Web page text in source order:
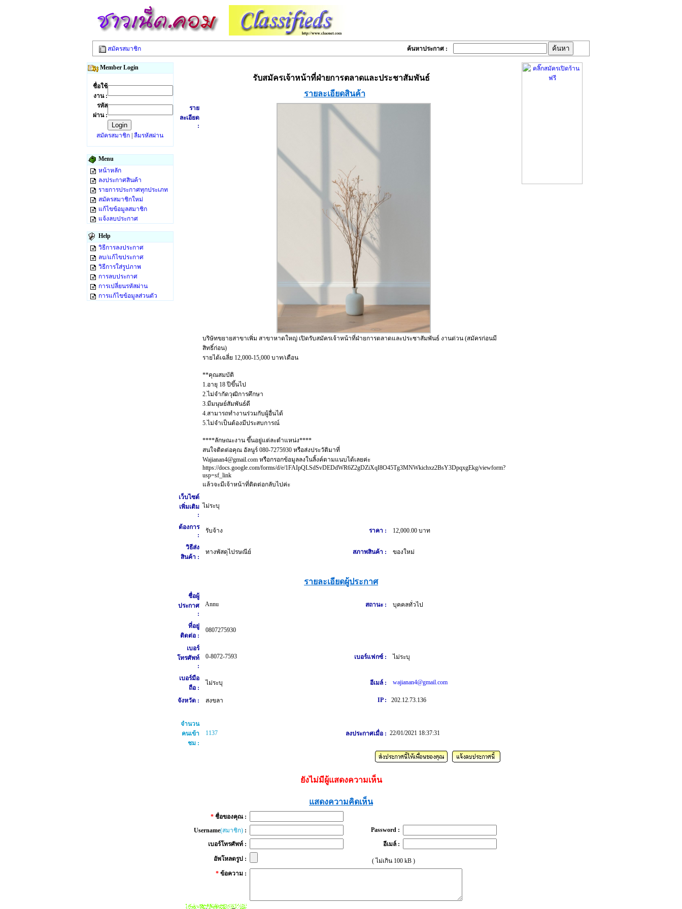
สมัครสมาชิก ค้นหาประกาศ :
Member Login
ชื่อใช้
งาน :
รหัส
ผ่าน :
สมัครสมาชิก ลืมรหัสผ่าน
Menu
หน้าหลัก
ลงประกาศสินค้า
รายการประกาศทุกประเภท
สมัครสมาชิกใหม่
แก้ไขข้อมูลสมาชิก
แจ้งลบประกาศ
Help
วิธีการลงประกาศ
ลบ/แก้ไขประกาศ
วิธีการใส่รูปภาพ
การลบประกาศ
การเปลี่ยนรหัสผ่าน
การแก้ไขข้อมูลส่วนตัว
รับสมัครเจ้าหน้าที่ฝ่ายการตลาดและประชาสัมพันธ์
รายละเอียดสินค้า
ราย
ละเอียด
:
บริษัทขยายสาขาเพิ่ม สาขาหาดใหญ่ เปิดรับสมัครเจ้าหน้าที่ฝ่ายการตลาดและประชาสัมพันธ์ งานด่วน (สมัครก่อนมี
สิทธิ์ก่อน)
รายได้เฉลี่ย 12,000-15,000 บาท/เดือน
**คุณสมบัติ
1.อายุ 18 ปีขึ้นไป
2.ไม่จำกัดวุฒิการศึกษา
3.มีมนุษย์สัมพันธ์ดี
4.สามารถทำงานร่วมกับผู้อื่นได้
5.ไม่จำเป็นต้องมีประสบการณ์
****ลักษณะงาน ขึ้นอยู่แต่ละตำแหน่ง****
สนใจติดต่อคุณ อัลนูร์ 080-7275930 หรือส่งประวัติมาที่
Wajianan4@gmail.com หรือกรอกข้อมูลลงในลิ้งค์ตามแนบได้เลยค่ะ
https://docs.google.com/forms/d/e/1FAIpQLSdSvDEDdWR6Z2gDZiXqI8O45Tg3MNWkichxz2BsY3DpqxgEkg/viewform?
usp=sf_link
แล้วจะมีเจ้าหน้าที่ติดต่อกลับไปค่ะ
เว็บไซต์
เพิ่มเติม
:
ไม่ระบุ
ต้องการ
:
รับจ้าง ราคา : 12,000.00 บาท
วิธีส่ง
สินค้า :
ทางพัสดุไปรษณีย์ สภาพสินค้า : ของใหม่
รายละเอียดผู้ประกาศ
ชื่อผู้
ประกาศ
:
Annu สถานะ : บุคคลทั่วไป
ที่อยู่
ติดต่อ :
0807275930
เบอร์
โทรศัพท์
:
0-8072-7593 เบอร์แฟกซ์ : ไม่ระบุ
เบอร์มือ
ถือ :
ไม่ระบุ อีเมล์ : wajianan4@gmail.com
จังหวัด : สงขลา IP : 202.12.73.136
จำนวน
คนเข้า
ชม :
1137 ลงประกาศเมื่อ : 22/01/2021 18:37:31
ยังไม่มีผู้แสดงความเห็น
แสดงความคิดเห็น
* ชื่อของคุณ :
Username(สมาชิก):
Password :
เบอร์โทรศัพท์ :
อีเมล์ :
อัพโหลดรูป :
( ไม่เกิน 100 kB )
* ข้อความ :